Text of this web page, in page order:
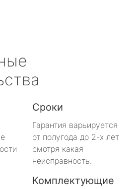
Сроки
Гарантия варьируется
от полугода до 2-х лет
смотря какая
неисправность.
Комплектующие